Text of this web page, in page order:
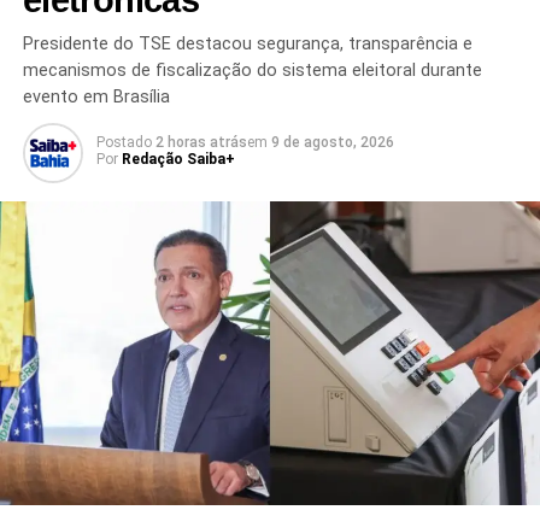
mobilização maior dos eleitores no interior do estado.
“Seguimos firmes, com
fé em Deus,
defendendo a
liberdade, a família e o
Brasil em que
acreditamos. O baiano
é forte, trabalhador e
merece um governo
que respeite seus
valores”, concluiu a
pré-candidata.
Presidente do TSE destacou segurança, transparência e
mecanismos de fiscalização do sistema eleitoral durante
evento em Brasília
Postado 2 horas atrásem 9 de agosto, 2026
Por Redação Saiba+